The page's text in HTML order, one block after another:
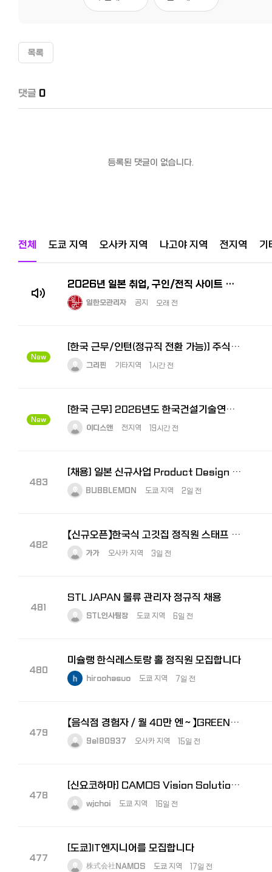
목록
댓글 0
등록된 댓글이 없습니다.
전체 도쿄 지역 오사카 지역 나고야 지역 전지역 기
2026년 일본 취업, 구인/전직 사이트 추천! 한국인 선배가 전수하는 꿀팁과 구직 시장
일한모관리자 공지 오래 전
New
[한국 근무/인턴(정규직 전환 가능)] 주식회사 그리핀 - 일본사업 지원 인턴
그리핀 기타지역 1시간 전
New
[한국 근무] 2026년도 한국건설기술연구원 2차 정규직 채용 공고
이디스앤 전지역 19시간 전
483
[채용] 일본 신규사업 Product Design Lead 모집｜도쿄 거주·일본어 가능자
BUBBLEMON 도쿄 지역 2일 전
482
【신규오픈】한국식 고깃집 정직원 스태프 대모집! — 오프닝 멤버로 함께 만들어가실 분을 찾습니다
가가 오사카 지역 3일 전
481
STL JAPAN 물류 관리자 정규직 채용
STL인사팀장 도쿄 지역 6일 전
480
미슐랭 한식레스토랑 홀 정직원 모집합니다
hiroohasuo 도쿄 지역 7일 전
479
【음식점 경험자／월 40만 엔～】GREEN×EXPO 2027 주방 총괄 책임자 모집
9e180937 오사카 지역 15일 전
478
[신요코하마] CAMOS Vision Solutions 경리 모집 (한국법인 (주)카모스 100% 자회사)
wjchoi 도쿄 지역 16일 전
477
[도쿄]IT엔지니어를 모집합니다
株式会社NAMOS 도쿄 지역 17일 전